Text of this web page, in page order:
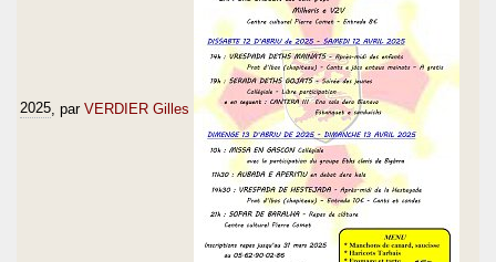
2025 , par VERDIER Gilles